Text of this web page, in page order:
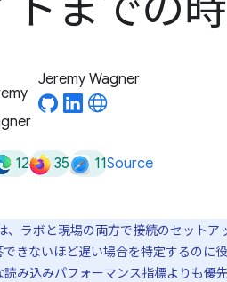
Jeremy Wagner
12 35 11Source
、ラボと現場の両方で接続のセット
きないほど遅い場合を特定するのに
み込みパフォーマンス指標よりも優先